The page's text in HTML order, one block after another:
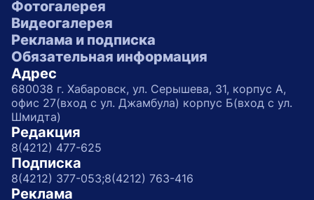
Фотогалерея
Видеогалерея
Реклама и подписка
Обязательная информация
Адрес
680038 г. Хабаровск, ул. Серышева, 31, корпус А,
офис 27(вход с ул. Джамбула) корпус Б(вход с ул.
Шмидта)
Редакция
8(4212) 477-625
Подписка
8(4212) 377-053;8(4212) 763-416
Реклама